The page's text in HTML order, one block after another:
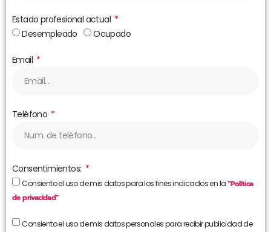
Estado profesional actual
Desempleado
Ocupado
Email
Teléfono
Consentimientos:
Consiento el uso de mis datos para los fines indicados en la“Política
de privacidad”
Consiento el uso de mis datos personales para recibir publicidad de